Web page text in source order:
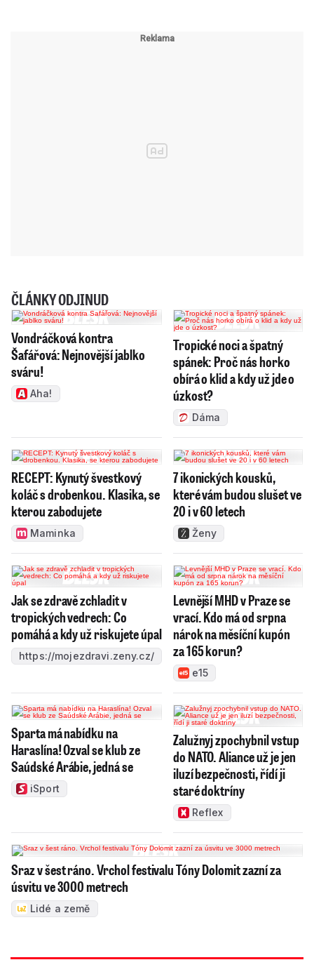
ČLÁNKY ODJINUD
Vondráčková kontra
Šafářová: Nejnovější jablko
sváru!
Aha!
Tropické noci a špatný
spánek: Proč nás horko
obírá o klid a kdy už jde o
úzkost?
Dáma
RECEPT: Kynutý švestkový
koláč s drobenkou. Klasika, se
kterou zabodujete
Maminka
7 ikonických kousků,
které vám budou slušet ve
20 i v 60 letech
Ženy
Jak se zdravě zchladit v
tropických vedrech: Co
pomáhá a kdy už riskujete úpal
https://mojezdravi.zeny.cz/
Levnější MHD v Praze se
vrací. Kdo má od srpna
nárok na měsíční kupón
za 165 korun?
e15
Sparta má nabídku na
Haraslína! Ozval se klub ze
Saúdské Arábie, jedná se
iSport
Zalužnyj zpochybnil vstup
do NATO. Aliance už je jen
iluzí bezpečnosti, řídí ji
staré doktríny
Reflex
Sraz v šest ráno. Vrchol festivalu Tóny Dolomit zazní za
úsvitu ve 3000 metrech
Lidé a země